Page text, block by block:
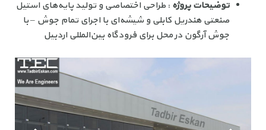
توضیحات پروژه : طراحی اختصاصی و تولید پایه‌های استیل
صنعتی هندریل کابلی و شیشه‌ای با اجرای تمام جوش – با
جوش آرگون در محل برای فرودگاه بین‌المللی اردبیل